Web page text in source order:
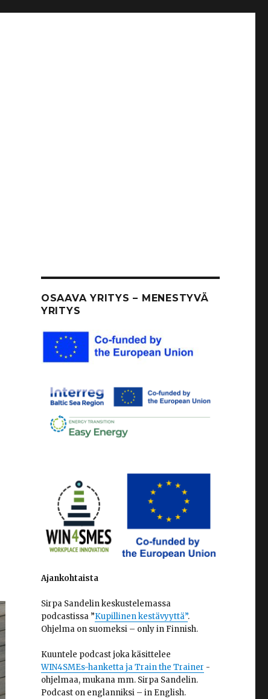
OSAAVA YRITYS – MENESTYVÄ
YRITYS
Ajankohtaista
Sirpa Sandelin keskustelemassa
podcastissa ”Kupillinen kestävyyttä”.
Ohjelma on suomeksi – only in Finnish.
Kuuntele podcast joka käsittelee
WIN4SMEs-hanketta ja Train the Trainer -
ohjelmaa, mukana mm. Sirpa Sandelin.
Podcast on englanniksi – in English.